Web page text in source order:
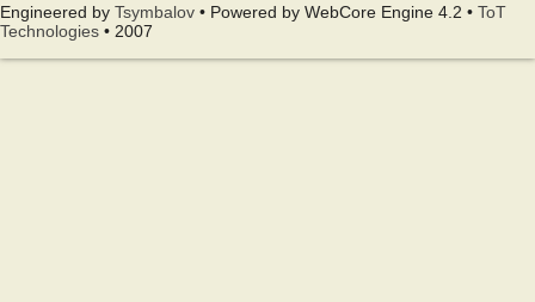
Engineered by Tsymbalov • Powered by WebCore Engine 4.2 • ToT
Technologies • 2007